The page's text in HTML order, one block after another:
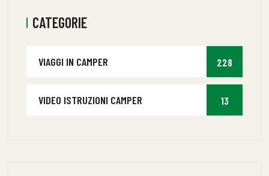
CATEGORIE
VIAGGI IN CAMPER 228
VIDEO ISTRUZIONI CAMPER 13